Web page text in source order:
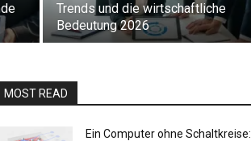
Trends und die wirtschaftliche
Bedeutung 2026
MOST READ
Ein Computer ohne Schaltkreise: